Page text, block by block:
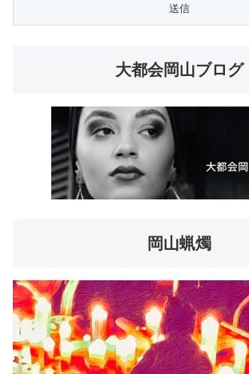
大都会岡山ブログ
岡山蝋燭